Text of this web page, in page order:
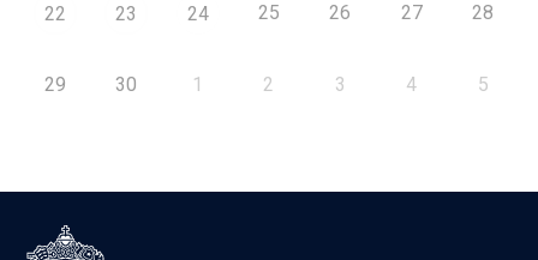
22 23 24 25 26 27 28
29 30 1 2 3 4 5